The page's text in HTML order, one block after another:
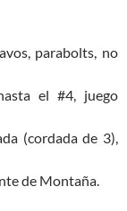
parabolts, no
el #4, juego
(cordada de 3),
de Montaña.